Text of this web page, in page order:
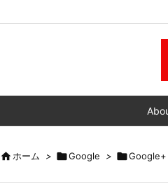
ホーム > Google > Google+